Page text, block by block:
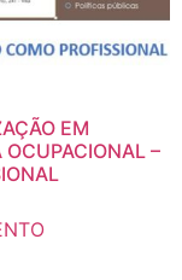
EM
OCUPACIONAL –